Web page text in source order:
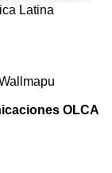
Latina
OLCA